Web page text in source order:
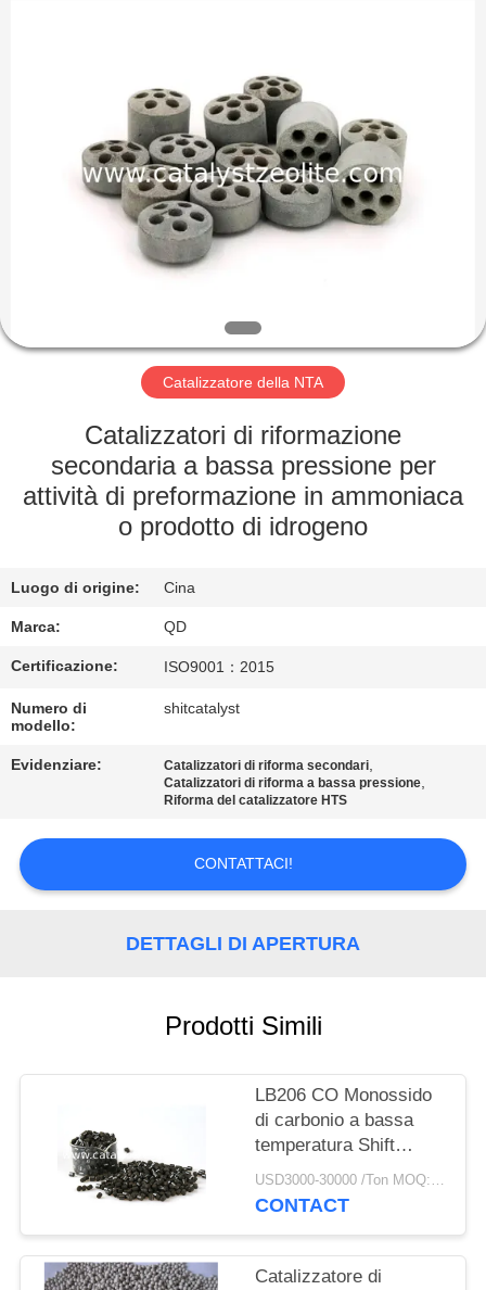
PRODOTTI
GIRO
FABBRICA
CONTROLLO
CONTATTICI
NOTIZIE
CASI
MAPPA
DEL
Catalizzatore della NTA
Catalizzatori di riformazione
secondaria a bassa pressione per
attività di preformazione in ammoniaca
o prodotto di idrogeno
Luogo di origine: Cina
Marca: QD
Certificazione: ISO9001：2015
Numero di
modello:
shitcatalyst
Evidenziare: Catalizzatori di riforma secondari,
Catalizzatori di riforma a bassa pressione,
Riforma del catalizzatore HTS
CONTATTACI!
DETTAGLI DI APERTURA
Prodotti Simili
LB206 CO Monossido
di carbonio a bassa
temperatura Shift
Catalyst
USD3000-30000 /Ton MOQ:1 CHILOGRAMMO
CONTACT
Catalizzatore di